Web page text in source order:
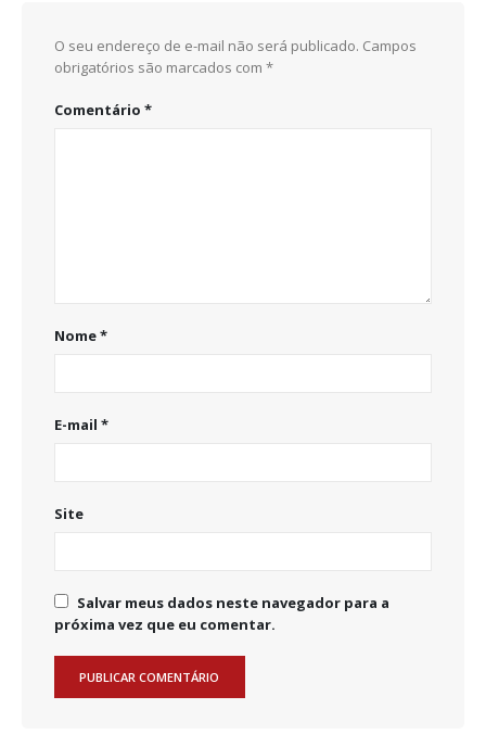
O seu endereço de e-mail não será publicado. Campos
obrigatórios são marcados com *
Comentário *
Nome*
E-mail *
Site
Salvar meus dados neste navegador para a
próxima vez que eu comentar.